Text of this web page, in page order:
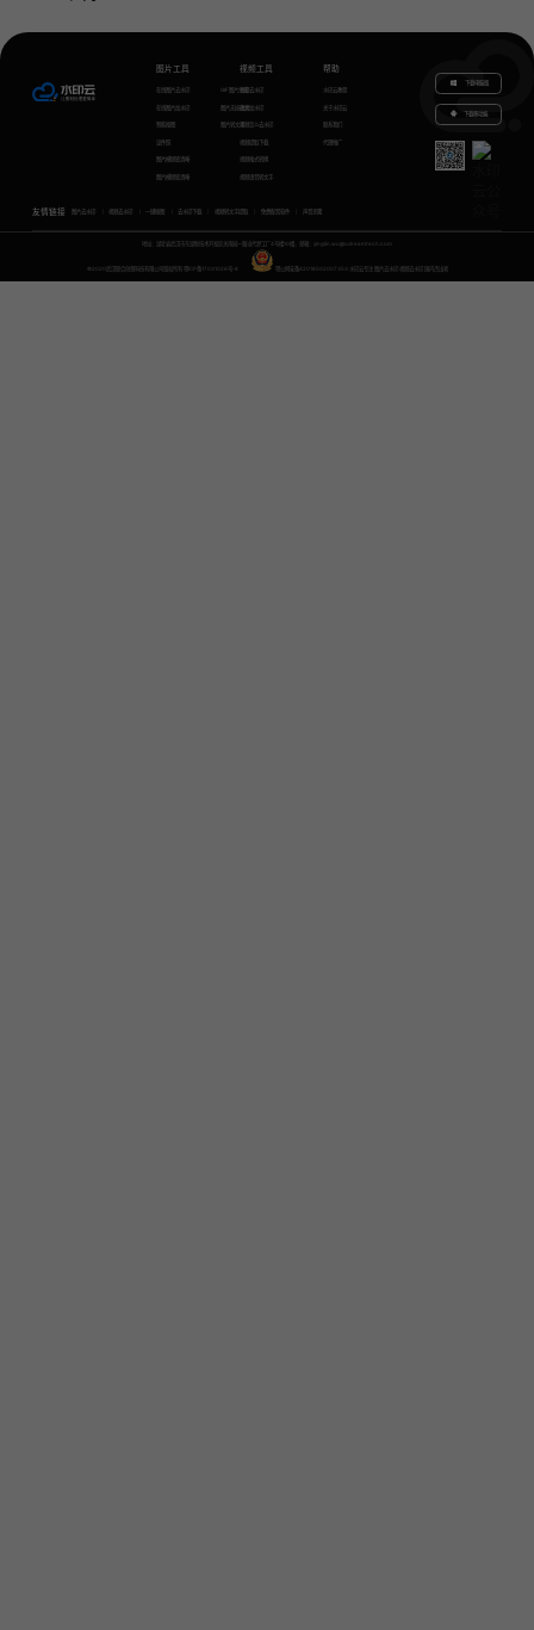
图片工具
在线图片去水印
在线图片加水印
智能抠图
证件照
图片模糊变清晰
图片模糊变清晰
GIF图片生成
图片无损放大
图片转文字
视频工具
视频去水印
视频加水印
视频怎么去水印
视频提取下载
视频格式转换
视频语音转文字
帮助
水印云教程
关于水印云
联系我们
代理推广
下载电脑版
下载移动端
友情链接 图片去水印 视频去水印 一键抠图 去水印下载 视频转文字提取 免费配音软件 声音克隆
地址：湖北省武汉市东湖新技术开发区关南园一路当代梦工厂4号楼10楼，邮箱：yinglin.wu@udreamtech.com
©2020武汉联合创想科技有限公司版权所有 鄂ICP备17031026号-8 鄂公网安备42018502007353 水印云专注 图片去水印 视频去水印 国内杰出者